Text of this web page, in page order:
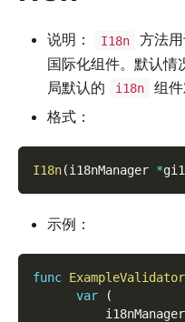
说明： I18n 方法
国际化组件。默认情
局默认的
i18n
组件
格式：
I18n(i18nManager *
示例：
func
var
(
          i18nManager